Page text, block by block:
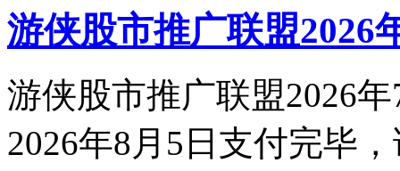
游侠股市推广联盟2026
游侠股市推广联盟2026
2026年8月5日支付完毕